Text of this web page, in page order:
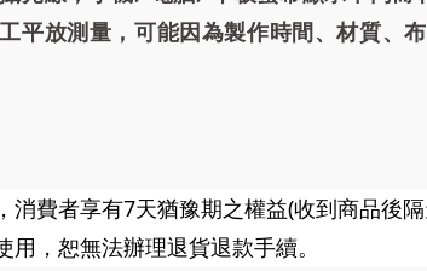
平放測量，可能因為製作時間、材質、
費者享有7天猶豫期之權益(收到商品後隔
用，恕無法辦理退貨退款手續。